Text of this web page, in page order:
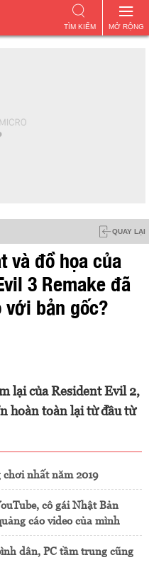
MỞ RỘNG
TÌM KIẾM
QUAY LẠI
và đồ họa của
3 Remake đã
bản gốc?
lại của Resident Evil 2,
hoàn toàn lại từ đầu từ
nhất năm 2019
cô gái Nhật Bản
cáo video của mình
dân, PC tầm trung cũng